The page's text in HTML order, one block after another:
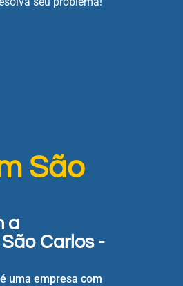
São
a
Carlos -
uma empresa com